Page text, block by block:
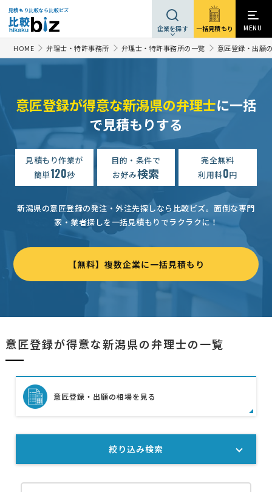
見積もり比較なら比較ビズ
企業を探す 一括見積もり MENU
HOME 弁理士・特許事務所 弁理士・特許事務所の一覧 意匠登録・出願
意匠登録が得意な新潟県の弁理士に一括
で見積もりする
見積もり作業が
簡単120秒
目的・条件で
お好み検索
完全無料
利用料0円
新潟県の意匠登録の発注・外注先探しなら比較ビズ。 面倒な専門
家・業者探しを一括見積もりでラクラクに！
【無料】複数企業に一括見積もり
意匠登録が得意な新潟県の弁理士の一覧
意匠登録・出願の相場を見る
絞り込み検索